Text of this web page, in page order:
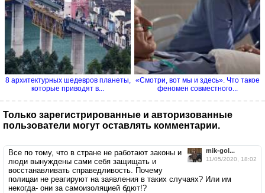
8 архитектурных шедевров планеты,
которые приводят в...
«Смотри, вот мы и здесь». Что такое
феномен совместного...
Только зарегистрированные и авторизованные
пользователи могут оставлять комментарии.
mik-gol...
11/05/2020, 18:02
Все по тому, что в стране не работают законы и
люди вынуждены сами себя защищать и
восстанавливать справедливость. Почему
полицаи не реагируют на заявления в таких случаях? Или им
некогда- они за самоизоляцией бдют!?